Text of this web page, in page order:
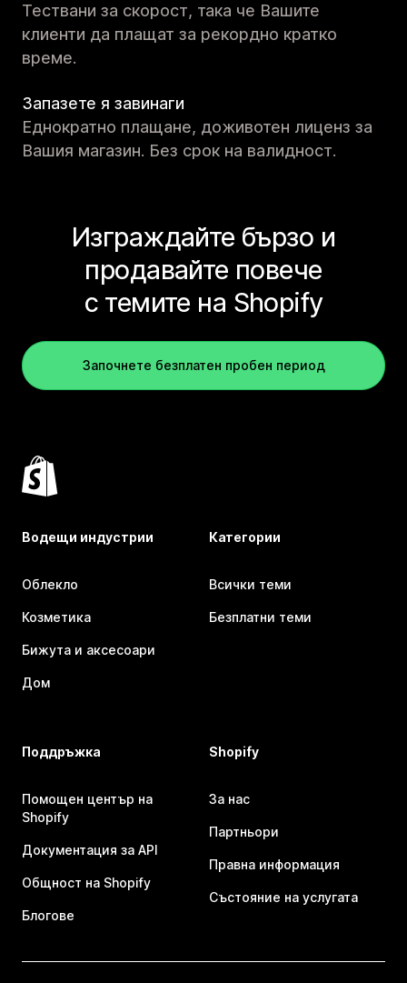
Тествани за скорост, така че Вашите
клиенти да плащат за рекордно кратко
време.
Запазете я завинаги
Еднократно плащане, доживотен лиценз за
Вашия магазин. Без срок на валидност.
Изграждайте бързо и
продавайте повече
с темите на Shopify
Започнете безплатен пробен период
Водещи индустрии
Облекло
Козметика
Бижута и аксесоари
Дом
Категории
Всички теми
Безплатни теми
Поддръжка
Помощен център на
Shopify
Документация за API
Общност на Shopify
Блогове
Shopify
За нас
Партньори
Правна информация
Състояние на услугата